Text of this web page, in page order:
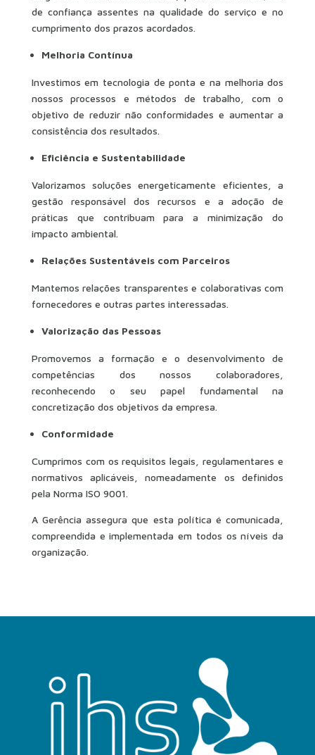
de confiança assentes na qualidade do serviço e no
cumprimento dos prazos acordados.
Melhoria Contínua
Investimos em tecnologia de ponta e na melhoria dos
nossos processos e métodos de trabalho, com o
objetivo de reduzir não conformidades e aumentar a
consistência dos resultados.
Eficiência e Sustentabilidade
Valorizamos soluções energeticamente eficientes, a
gestão responsável dos recursos e a adoção de
práticas que contribuam para a minimização do
impacto ambiental.
Relações Sustentáveis com Parceiros
Mantemos relações transparentes e colaborativas com
fornecedores e outras partes interessadas.
Valorização das Pessoas
Promovemos a formação e o desenvolvimento de
competências dos nossos colaboradores,
reconhecendo o seu papel fundamental na
concretização dos objetivos da empresa.
Conformidade
Cumprimos com os requisitos legais, regulamentares e
normativos aplicáveis, nomeadamente os definidos
pela Norma ISO 9001.
A Gerência assegura que esta política é comunicada,
compreendida e implementada em todos os níveis da
organização.